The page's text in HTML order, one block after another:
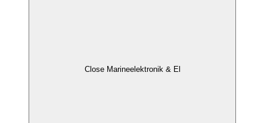
Close Marineelektronik & El